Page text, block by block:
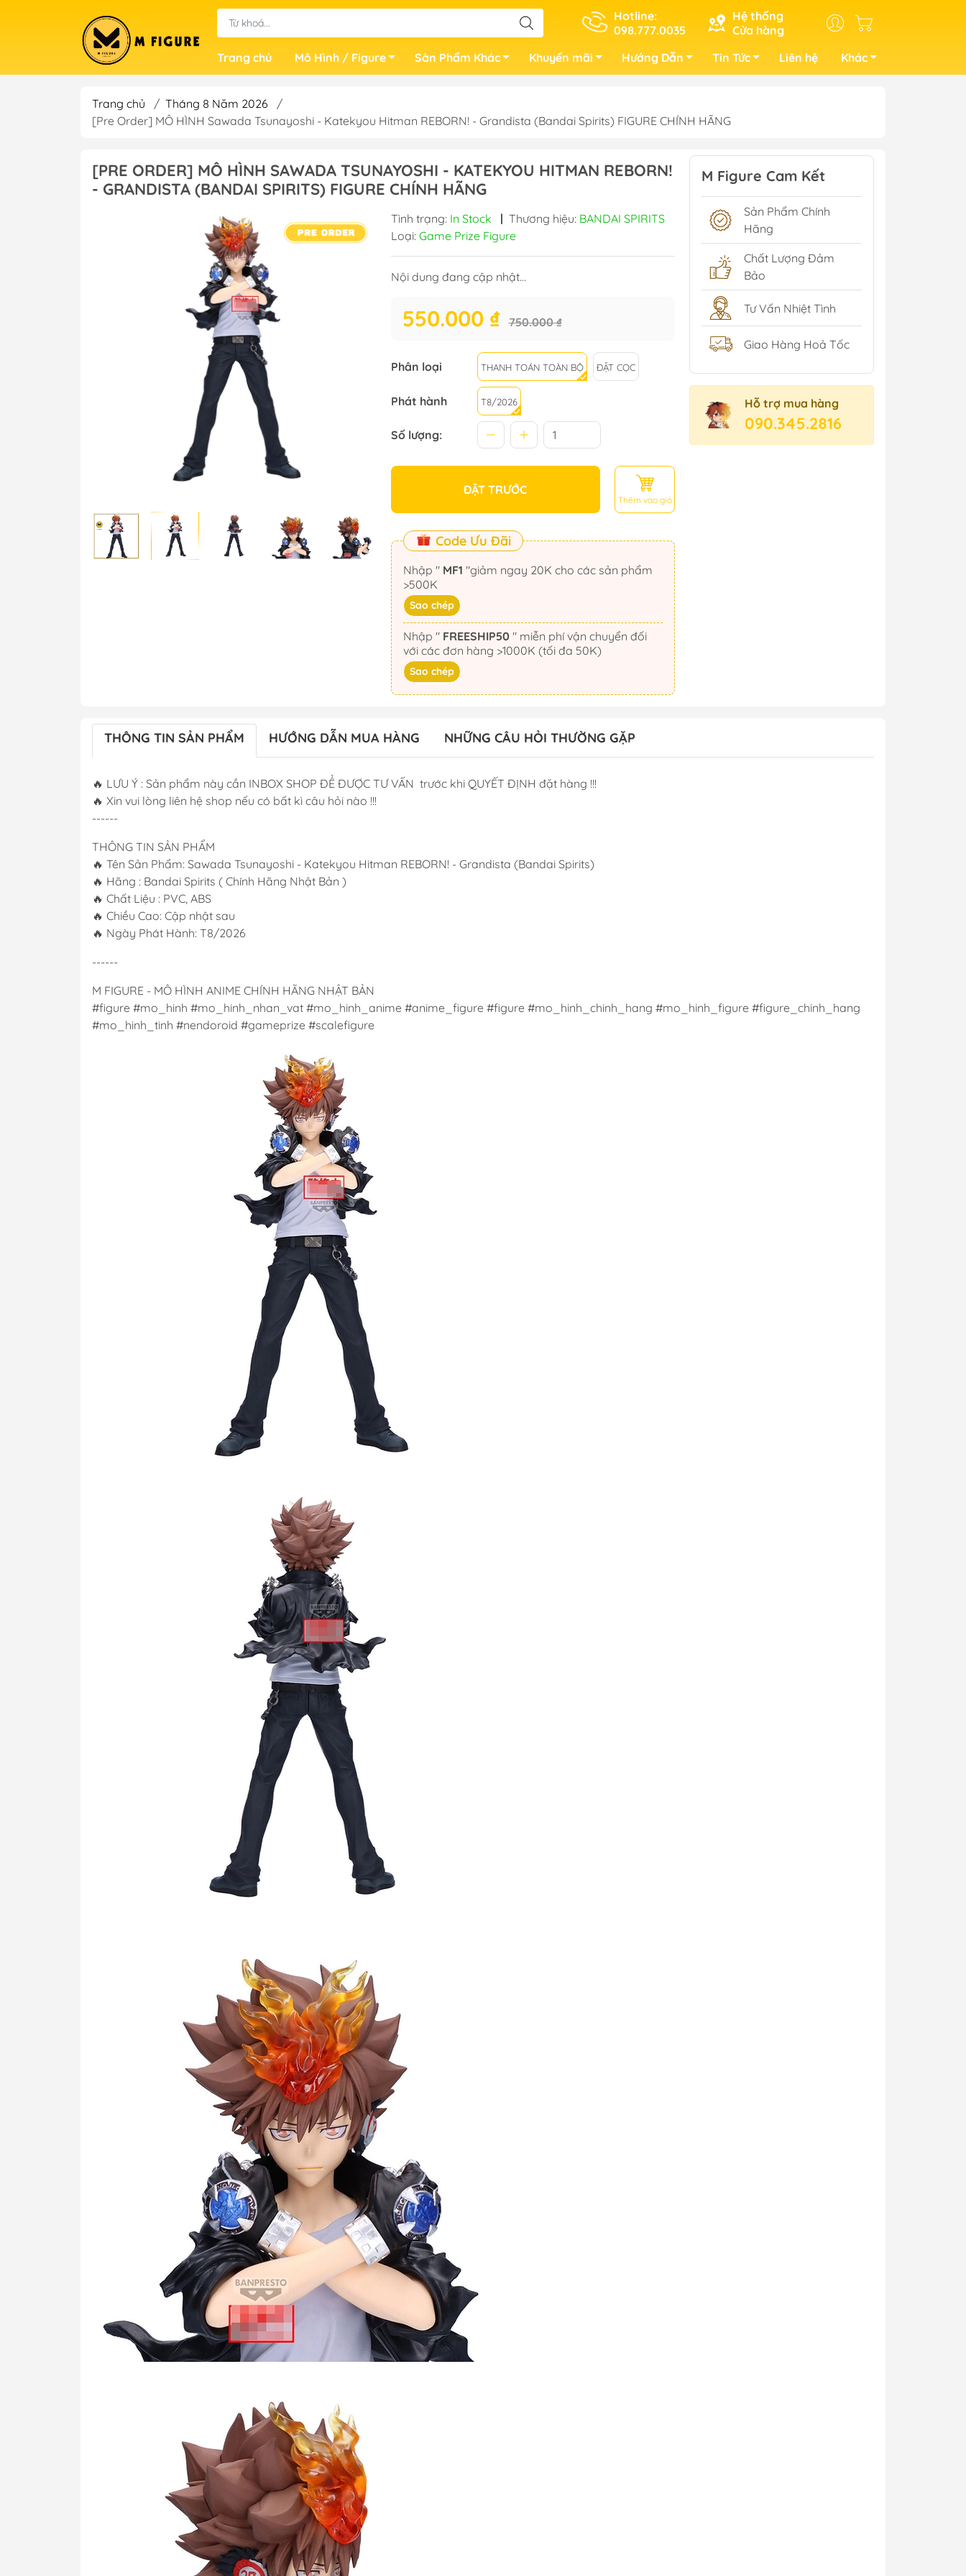
Hotline:
098.777.0035
Hệ thống
Cửa hàng
Trang chủ
Mô Hình / Figure Sản Phẩm Khác Khuyến mãi Hướng Dẫn Tin Tức Liên hệ Khác
Trang chủ / Tháng 8 Năm 2026
/
[Pre Order] MÔ HÌNH Sawada Tsunayoshi - Katekyou Hitman REBORN! - Grandista (Bandai Spirits) FIGURE CHÍNH HÃNG
[PRE ORDER] MÔ HÌNH SAWADA TSUNAYOSHI - KATEKYOU HITMAN REBORN!
- GRANDISTA (BANDAI SPIRITS) FIGURE CHÍNH HÃNG
Tình trạng: In Stock | Thương hiệu: BANDAI SPIRITS
Loại: Game Prize Figure
Nội dung đang cập nhật...
550.000 ₫ 750.000 ₫
Phân loại THANH TOÁN TOÀN BỘ ĐẶT CỌC
Phát hành T8/2026
Số lượng:
ĐẶT TRƯỚC
Thêm vào giỏ
Code Ưu Đãi
Nhập " MF1
>500K
Sao chép
Nhập " FREESHIP50" miễn phí vận chuyển đối
với các đơn hàng >1000K (tối đa 50K)
Sao chép
M Figure Cam Kết
Sản Phẩm Chính
Hãng
Chất Lượng Đảm
Bảo
Tư Vấn Nhiệt Tình
Giao Hàng Hoả Tốc
Hỗ trợ mua hàng
090.345.2816
THÔNG TIN SẢN PHẨM HƯỚNG DẪN MUA HÀNG NHỮNG CÂU HỎI THƯỜNG GẶP
🔥 LƯU Ý : Sản phẩm này cần INBOX SHOP ĐỂ ĐƯỢC TƯ VẤN trước khi QUYẾT ĐỊNH đặt hàng !!!
🔥 Xin vui lòng liên hệ shop nếu có bất kì câu hỏi nào !!!
------
THÔNG TIN SẢN PHẨM
🔥 Tên Sản Phẩm: Sawada Tsunayoshi - Katekyou Hitman REBORN! - Grandista (Bandai Spirits)
🔥 Hãng : Bandai Spirits ( Chính Hãng Nhật Bản )
🔥 Chất Liệu : PVC, ABS
🔥 Chiều Cao: Cập nhật sau
🔥 Ngày Phát Hành: T8/2026
------
M FIGURE - MÔ HÌNH ANIME CHÍNH HÃNG NHẬT BẢN
#figure #mo_hinh #mo_hinh_nhan_vat #mo_hinh_anime #anime_figure #figure #mo_hinh_chinh_hang #mo_hinh_figure #figure_chinh_hang
#mo_hinh_tinh #nendoroid #gameprize #scalefigure